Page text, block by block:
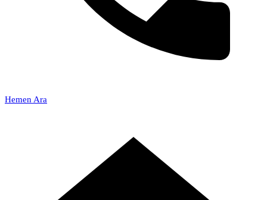
Hemen Ara